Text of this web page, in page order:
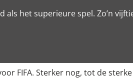
als het superieure spel. Zo’n
FIFA. Sterker nog, tot de sterke